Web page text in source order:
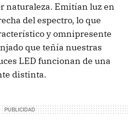
naturaleza. Emitían luz en
del espectro, lo que
y omnipresente
que teñía nuestras
LED funcionan de una
distinta.